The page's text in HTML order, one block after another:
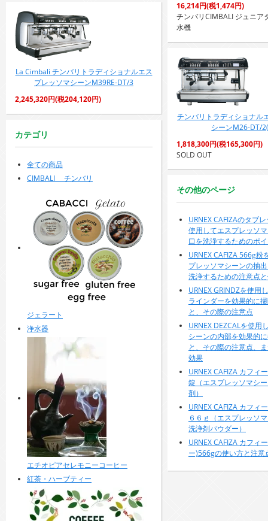
16,214円(税1,474円)
チンバリCIMBALI ジュニア
水機
La Cimbali チンバリトラディショナルエス
プレッソマシーンM39RE-DT/3
2,245,320円(税204,120円)
チンバリトラディショナル
シーンM26-DT/
1,818,300円(税165,300円)
SOLD OUT
カテゴリ
全ての商品
CIMBALI チンバリ
ジェラート
浄水器
エチオピアセレモニーコーヒー
紅茶・ハーブティー
その他のページ
URNEX CAFIZAのタブ
使用してエスプレッソ
口を洗浄するためのポ
URNEX CAFIZA 566g粉
プレッソマシーンの抽
洗浄するための注意点
URNEX GRINDZを使用
ラインダーを効果的に
と、その際の注意点
URNEX DEZCALを使用
シーンの内部を効果的
と、その際の注意点、
効果
URNEX CAFIZA カフィ
錠（エスプレッソマシ
剤）
URNEX CAFIZA カフィ
６６ｇ（エスプレッソ
洗浄剤パウダー）
URNEX CAFIZA カフィ
ー)566gの使い方と注意